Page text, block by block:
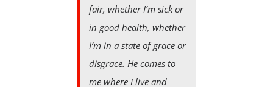
fair, whether I’m sick or
in good health, whether
I’m in a state of grace or
disgrace. He comes to
me where I live and